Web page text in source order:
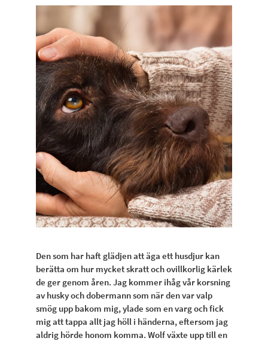
Den som har haft glädjen att äga ett husdjur kan
berätta om hur mycket skratt och ovillkorlig kärlek
de ger genom åren. Jag kommer ihåg vår korsning
av husky och dobermann som när den var valp
smög upp bakom mig, ylade som en varg och fick
mig att tappa allt jag höll i händerna, eftersom jag
aldrig hörde honom komma. Wolf växte upp till en